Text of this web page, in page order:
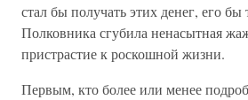
стал бы получать этих денег, его
Полковника сгубила ненасытная
пристрастие к роскошной жизни.
Первым, кто более или менее